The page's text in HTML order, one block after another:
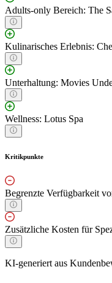
Adults-only Bereich: The
Kulinarisches Erlebnis:
Unterhaltung: Movies
Wellness: Lotus Spa
Kritikpunkte
Begrenzte Verfügbarkeit
Zusätzliche Kosten für
KI-generiert aus